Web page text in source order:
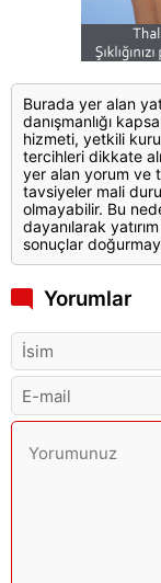
Burada yer alan
danışmanlığı
hizmeti, yetkili
tercihleri dikkate
yer alan yorum ve
tavsiyeler mali
olmayabilir. Bu
dayanılarak
sonuçlar
Yorumlar